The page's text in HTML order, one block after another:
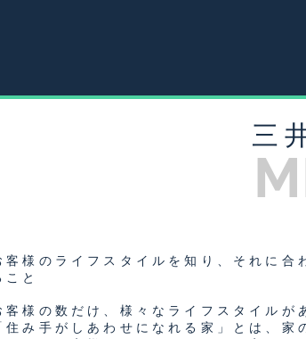
三
客様のライフスタイルを知り、それに合
こと
客様の数だけ、様々なライフスタイルが
住み手がしあわせになれる家」とは、家